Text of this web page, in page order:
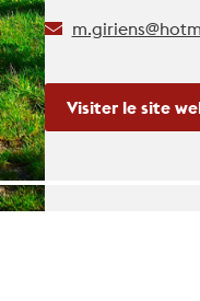
Visiter le site